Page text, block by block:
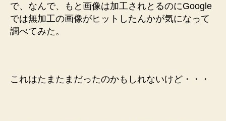
で、なんで、もと画像は加工されとるのにGoogle
では無加工の画像がヒットしたんかが気になって
調べてみた。
これはたまたまだったのかもしれないけど・・・